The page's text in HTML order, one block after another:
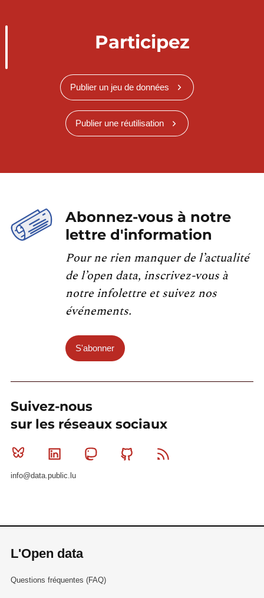
Participez
Publier un jeu de données
Publier une réutilisation
Abonnez-vous à notre
lettre d'information
Pour ne rien manquer de l’actualité
de l’open data, inscrivez-vous à
notre infolettre et suivez nos
événements.
S'abonner
Suivez-nous
sur les réseaux sociaux
Bluesky Linkedin MastodonGithub
info@data.public.lu
L'Open data
Questions fréquentes (FAQ)